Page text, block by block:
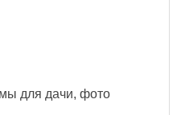
для дачи, фото